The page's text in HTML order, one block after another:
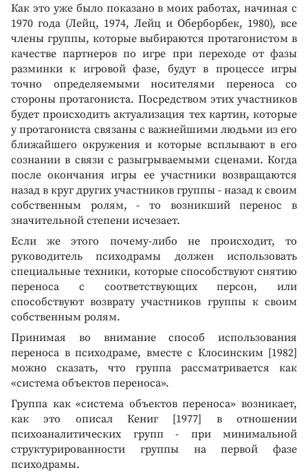
Как это уже было показано в моих работах, начиная с
1970 года (Лейц, 1974, Лейц и Оберборбек, 1980), все
члены группы, которые выбираются протагонистом в
качестве партнеров по игре при переходе от фазы
разминки к игровой фазе, будут в процессе игры
точно определяемыми носителями переноса со
стороны протагониста. Посредством этих участников
будет происходить актуализация тех картин, которые
у протагониста связаны с важнейшими людьми из его
ближайшего окружения и которые всплывают в его
сознании в связи с разыгрываемыми сценами. Когда
после окончания игры ее участники возвращаются
назад в круг других участников группы - назад к своим
собственным ролям, - то возникший перенос в
значительной степени исчезает.
Если же этого почему-либо не происходит, то
руководитель психодрамы должен использовать
специальные техники, которые способствуют снятию
переноса с соответствующих персон, или
способствуют возврату участников группы к своим
собственным ролям.
Принимая во внимание способ использования
переноса в психодраме, вместе с Клосинским [1982]
можно сказать, что группа рассматривается как
«система объектов переноса».
Группа как «система объектов переноса» возникает,
как это описал Кениг [1977] в отношении
психоаналитических групп - при минимальной
структурированности группы на первой фазе
психодрамы.